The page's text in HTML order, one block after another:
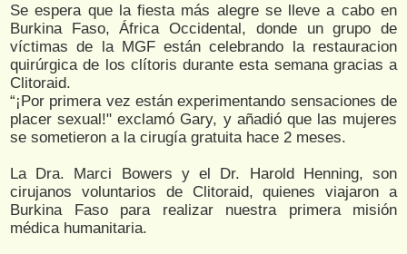
Se espera que la fiesta más alegre se lleve a cabo en
Burkina Faso, África Occidental, donde un grupo de
víctimas de la MGF están celebrando la restauracion
quirúrgica de los clítoris durante esta semana gracias a
Clitoraid.
“¡Por primera vez están experimentando sensaciones de
placer sexual!" exclamó Gary, y añadió que las mujeres
se sometieron a la cirugía gratuita hace 2 meses.
La Dra. Marci Bowers y el Dr. Harold Henning, son
cirujanos voluntarios de Clitoraid, quienes viajaron a
Burkina Faso para realizar nuestra primera misión
médica humanitaria.